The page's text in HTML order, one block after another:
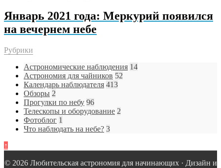
Январь 2021 года: Меркурий появился
на вечернем небе
Рубрики
Астрономические наблюдения 14
Астрономия для чайников 52
Календарь наблюдателя 413
Обзоры 2
Прогулки по небу 96
Телескопы и оборудование 2
Фотоблог 1
Что наблюдать на небе? 3
↑
© 2026 Любительская астрономия для начинающих · Дизайн и